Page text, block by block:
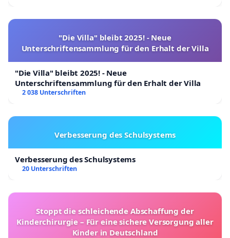
"Die Villa" bleibt 2025! - Neue
Unterschriftensammlung für den Erhalt der Villa
"Die Villa" bleibt 2025! - Neue
Unterschriftensammlung für den Erhalt der Villa
2 038 Unterschriften
Verbesserung des Schulsystems
Verbesserung des Schulsystems
20 Unterschriften
Stoppt die schleichende Abschaffung der
Kinderchirurgie – Für eine sichere Versorgung aller
Kinder in Deutschland